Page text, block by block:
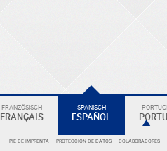
FRANZÖSISCH
FRANÇAIS
SPANISCH
ESPAÑOL
PIE DE IMPRENTA PROTECCIÓN DE DATOS COLABORADORES